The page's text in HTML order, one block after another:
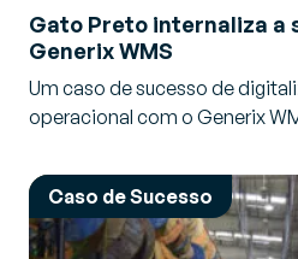
Gato Preto internaliza a
Generix WMS
Um caso de sucesso de
operacional com o Generix
Caso de Sucesso